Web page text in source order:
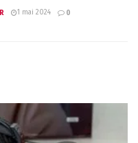
1 mai 2024 0